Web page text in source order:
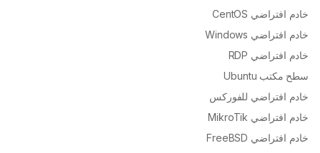
خادم افتراضي CentOS
خادم افتراضي Windows
خادم افتراضي RDP
سطح مكتب Ubuntu
خادم افتراضي للفوركس
خادم افتراضي MikroTik
خادم افتراضي FreeBSD